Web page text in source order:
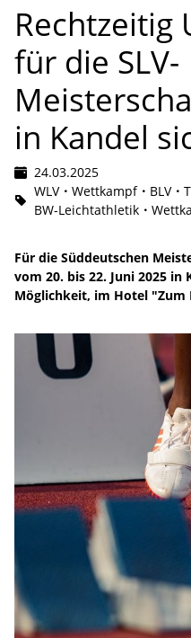
Rechtzeitig
für die SLV-
in Kandel
24.03.2025
WLV
Wettkampf BLV
BW-Leichtathletik
Für die Süddeutschen
vom 20. bis 22. Juni 2025
Möglichkeit, im Hotel "Zum